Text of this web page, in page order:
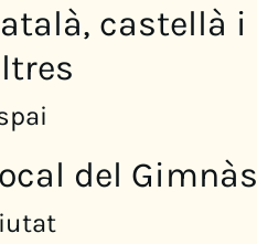
castellà i
del Gimnàs